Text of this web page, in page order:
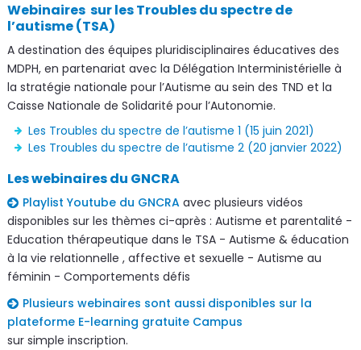
Webinaires sur les Troubles du spectre de
l’autisme (TSA)
A destination des équipes pluridisciplinaires éducatives des
MDPH, en partenariat avec la Délégation Interministérielle à
la stratégie nationale pour l’Autisme au sein des TND et la
Caisse Nationale de Solidarité pour l’Autonomie.
Les Troubles du spectre de l’autisme 1 (15 juin 2021)
Les Troubles du spectre de l’autisme 2 (20 janvier 2022)
Les webinaires du GNCRA
Playlist Youtube du GNCRAavec plusieurs vidéos
disponibles sur les thèmes ci-après : Autisme et parentalité -
Education thérapeutique dans le TSA - Autisme & éducation
à la vie relationnelle , affective et sexuelle - Autisme au
féminin - Comportements défis
Plusieurs webinaires sont aussi disponibles sur la
plateforme E-learning gratuite Campus
sur simple inscription.